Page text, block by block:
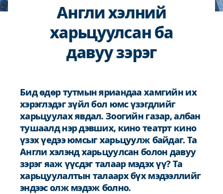
Англи хэлний
харьцуулсан ба
давуу зэрэг
Бид өдөр тутмын яриандаа хамгийн их
хэрэглэдэг зүйл бол юмс үзэгдлийг
харьцуулах явдал. Зоогийн газар, албан
тушаалд нэр дэвших, кино театрт кино
үзэх үедээ юмсыг харьцуулж байдаг. Та
Англи хэлэнд харьцуулсан болон давуу
зэрэг яаж үүсдэг талаар мэдэх үү? Та
харьцуулалтын талаарх бүх мэдээллийг
эндээс олж мэдэж болно.